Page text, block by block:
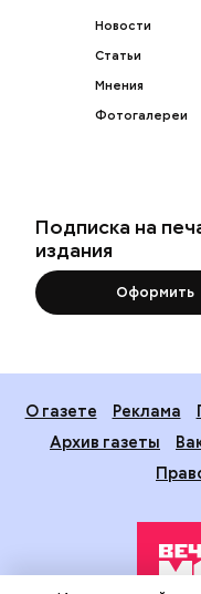
Новости
Статьи
Мнения
Фотогалереи
Подписка на
издания
Оформить
О газете Реклама
Архив газеты